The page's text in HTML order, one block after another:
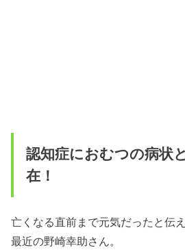
認知症におむつの病状
在！
亡くなる直前まで元気だったと伝
最近の野崎幸助さん。